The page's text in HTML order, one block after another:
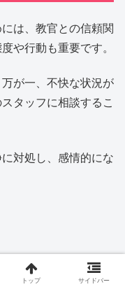
は、教官との信頼関
や行動も重要です。
が一、不快な状況が
タッフに相談するこ
対処し、感情的にな
トップ サイドバー